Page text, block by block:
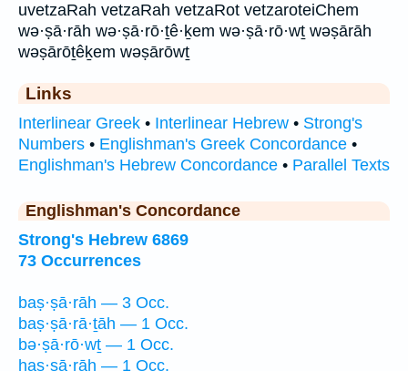
uvetzaRah vetzaRah vetzaRot vetzaroteiChem
wə·ṣā·rāh wə·ṣā·rō·ṯê·ḵem wə·ṣā·rō·wṯ wəṣārāh
wəṣārōṯêḵem wəṣārōwṯ
Links
Interlinear Greek • Interlinear Hebrew • Strong's
Numbers • Englishman's Greek Concordance •
Englishman's Hebrew Concordance • Parallel Texts
Englishman's Concordance
Strong's Hebrew 6869
73 Occurrences
baṣ·ṣā·rāh — 3 Occ.
baṣ·ṣā·rā·ṯāh — 1 Occ.
bə·ṣā·rō·wṯ — 1 Occ.
haṣ·ṣā·rāh — 1 Occ.